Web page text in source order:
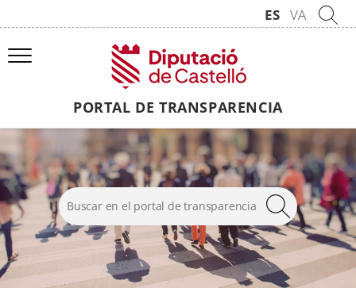
ES VA
PORTAL DE TRANSPARENCIA